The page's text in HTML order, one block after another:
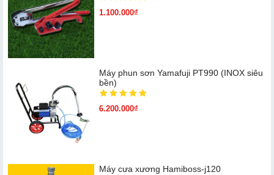
1.100.000₫
Máy phun sơn Yamafuji PT990 (INOX siêu
bền)
6.200.000₫
Máy cưa xương Hamiboss-j120